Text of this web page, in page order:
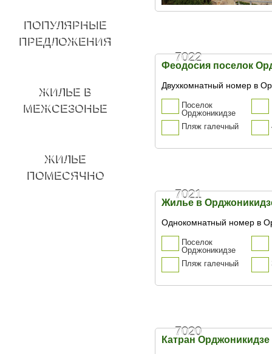
7022
Феодосия поселок
Двухкомнатный номер в
Поселок
Орджоникидзе
Пляж галечный
7021
Жилье в
Однокомнатный номер в
Поселок
Орджоникидзе
Пляж галечный
7020
Катран Орджоникидзе
ПОПУЛЯРНЫЕ
ПРЕДЛОЖЕНИЯ
ЖИЛЬЕ В
МЕЖСЕЗОНЬЕ
ЖИЛЬЕ
ПОМЕСЯЧНО